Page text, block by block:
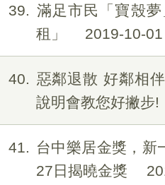
39
滿足市民「寶殼
租」
2019-10-01
40
惡鄰退散 好鄰相
說明會教您好撇步!
41
台中樂居金獎，新
27日揭曉金獎